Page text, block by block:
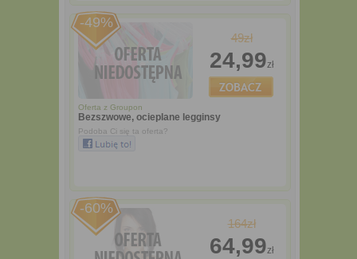
-49%
Oferta z Groupon
Bezszwowe, ocieplane legginsy
Podoba Ci się ta oferta?
49zł
24,99zł
-60%
164zł
64,99zł